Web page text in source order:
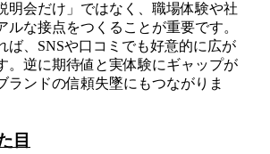
明会だけ」ではなく、職場体験や社
ルな接点をつくることが重要です。
ば、SNSや口コミでも好意的に広が
。逆に期待値と実体験にギャップが
ランドの信頼失墜にもつながりま
目